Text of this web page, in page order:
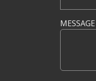
MESSAGE